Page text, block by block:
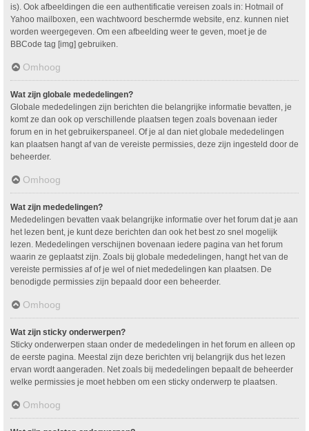
is). Ook afbeeldingen die een authentificatie vereisen zoals in: Hotmail of
Yahoo mailboxen, een wachtwoord beschermde website, enz. kunnen niet
worden weergegeven. Om een afbeelding weer te geven, moet je de
BBCode tag [img] gebruiken.
Omhoog
Wat zijn globale mededelingen?
Globale mededelingen zijn berichten die belangrijke informatie bevatten, je
komt ze dan ook op verschillende plaatsen tegen zoals bovenaan ieder
forum en in het gebruikerspaneel. Of je al dan niet globale mededelingen
kan plaatsen hangt af van de vereiste permissies, deze zijn ingesteld door de
beheerder.
Omhoog
Wat zijn mededelingen?
Mededelingen bevatten vaak belangrijke informatie over het forum dat je aan
het lezen bent, je kunt deze berichten dan ook het best zo snel mogelijk
lezen. Mededelingen verschijnen bovenaan iedere pagina van het forum
waarin ze geplaatst zijn. Zoals bij globale mededelingen, hangt het van de
vereiste permissies af of je wel of niet mededelingen kan plaatsen. De
benodigde permissies zijn bepaald door een beheerder.
Omhoog
Wat zijn sticky onderwerpen?
Sticky onderwerpen staan onder de mededelingen in het forum en alleen op
de eerste pagina. Meestal zijn deze berichten vrij belangrijk dus het lezen
ervan wordt aangeraden. Net zoals bij mededelingen bepaalt de beheerder
welke permissies je moet hebben om een sticky onderwerp te plaatsen.
Omhoog